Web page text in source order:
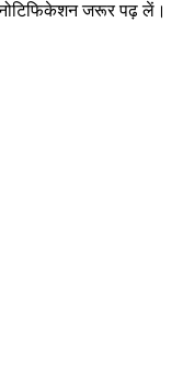
नोटिफिकेशन जरूर पढ़ लें।